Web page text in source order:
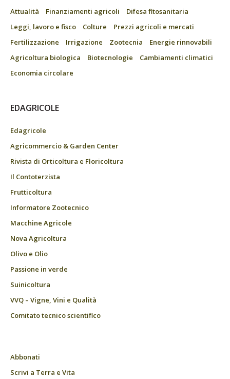
Attualità Finanziamenti agricoli
Difesa fitosanitaria
Leggi, lavoro e fisco
Colture
Prezzi agricoli e mercati
Fertilizzazione
Irrigazione Zootecnia
Energie rinnovabili
Agricoltura biologica
Biotecnologie
Cambiamenti climatici
Economia circolare
EDAGRICOLE
Edagricole
Agricommercio & Garden Center
Rivista di Orticoltura e Floricoltura
Il Contoterzista
Frutticoltura
Informatore Zootecnico
Macchine Agricole
Nova Agricoltura
Olivo e Olio
Passione in verde
Suinicoltura
VVQ – Vigne, Vini e Qualità
Comitato tecnico scientifico
Abbonati
Scrivi a Terra e Vita